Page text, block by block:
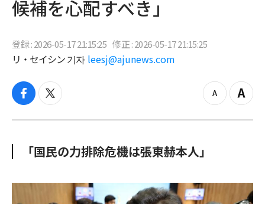
候補を心配すべき」
登録 : 2026-05-17 21:15:25 修正 : 2026-05-17 21:15:25
リ・セイシン 기자 leesj@ajunews.com
f
c
t
i
e
z
o
Z
o
「国民の力排除危機は張東赫本人」